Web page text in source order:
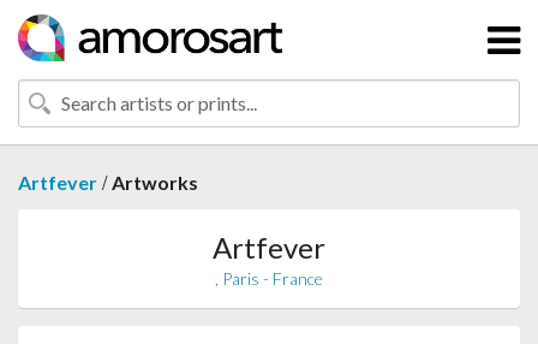
Artfever /Artworks
Artfever
, Paris - France